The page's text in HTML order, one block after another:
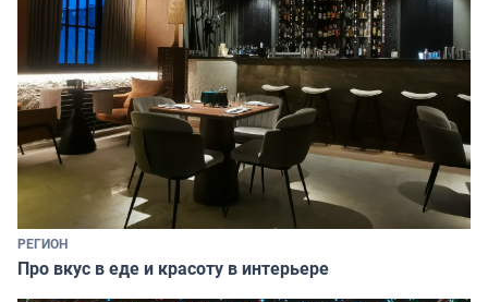
РЕГИОН
Про вкус в еде и красоту в интерьере